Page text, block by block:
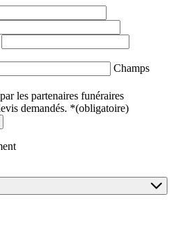
Champs
les partenaires funéraires
demandés. *(obligatoire)